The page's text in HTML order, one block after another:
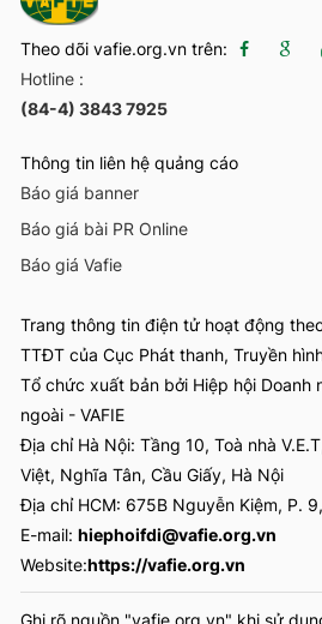
Theo dõi vafie.org.vn trên:
Hotline :
(84-4) 3843 7925
Thông tin liên hệ quảng cáo
Báo giá banner
Báo giá bài PR Online
Báo giá Vafie
Trang thông tin điện tử hoạt động
TTĐT của Cục Phát thanh, Truyền
Tổ chức xuất bản bởi Hiệp hội Doanh
ngoài - VAFIE
Địa chỉ Hà Nội: Tầng 10, Toà nhà
Việt, Nghĩa Tân, Cầu Giấy, Hà Nội
Địa chỉ HCM: 675B Nguyễn Kiệm, P.
E-mail: hiephoifdi@vafie.org.vn
Website:https://vafie.org.vn
Ghi rõ nguồn "vafie.org.vn" khi sử